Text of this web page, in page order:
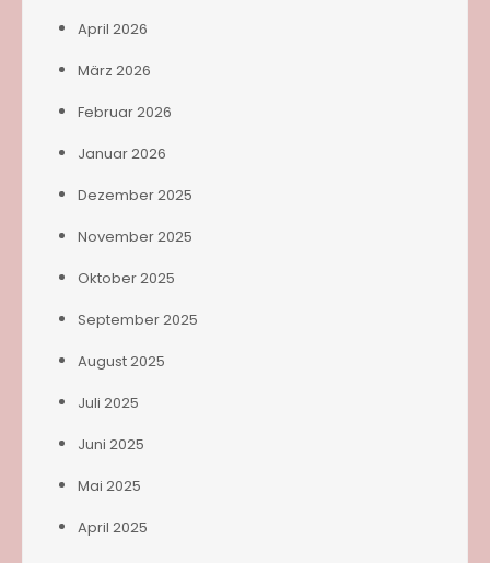
April 2026
März 2026
Februar 2026
Januar 2026
Dezember 2025
November 2025
Oktober 2025
September 2025
August 2025
Juli 2025
Juni 2025
Mai 2025
April 2025